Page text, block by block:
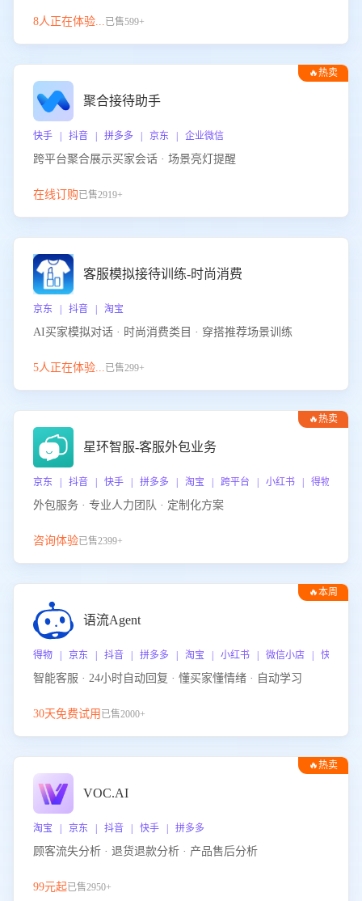
8人正在体验...已售599+
🔥热卖
聚合接待助手
快手 | 抖音 | 拼多多 | 京东 | 企业微信
跨平台聚合展示买家会话 · 场景亮灯提醒
在线订购已售2919+
客服模拟接待训练-时尚消费
京东 | 抖音 | 淘宝
AI买家模拟对话 · 时尚消费类目 · 穿搭推荐场景训练
5人正在体验...已售299+
🔥热卖
星环智服-客服外包业务
京东 | 抖音 | 快手 | 拼多多 | 淘宝 | 跨平台 | 小红书 | 得物 | 企
外包服务 · 专业人力团队 · 定制化方案
咨询体验已售2399+
🔥本周
语流Agent
得物 | 京东 | 抖音 | 拼多多 | 淘宝 | 小红书 | 微信小店 | 快手 |
智能客服 · 24小时自动回复 · 懂买家懂情绪 · 自动学习
30天免费试用 已售2000+
🔥热卖
VOC.AI
淘宝 | 京东 | 抖音 | 快手 | 拼多多
顾客流失分析 · 退货退款分析 · 产品售后分析
99元起已售2950+